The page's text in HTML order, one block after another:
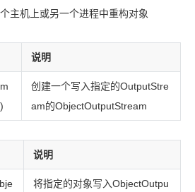
主机上或另一个进程中重构对象
说明
创建一个写入指定的OutputStre
am的ObjectOutputStream
说明
将指定的对象写入ObjectOutpu